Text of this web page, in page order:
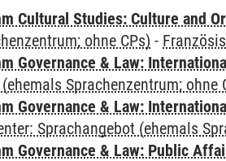
Cultural Studies: Culture and
ohne CPs) -
Governance & Law:
Sprachenzentrum; ohne
Governance & Law:
Sprachangebot (ehemals
Governance & Law: Public